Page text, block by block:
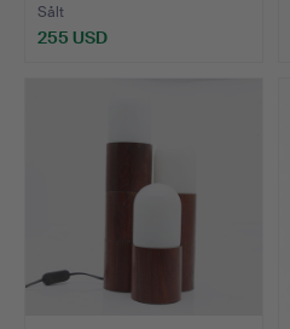
Sålt
255 USD